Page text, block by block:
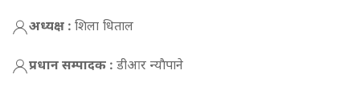
अध्यक्ष : शिला धिताल
प्रधान सम्पादक : डीआर न्याैपाने